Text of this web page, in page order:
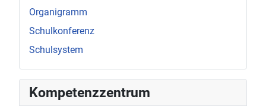
Organigramm
Schulkonferenz
Schulsystem
Kompetenzzentrum